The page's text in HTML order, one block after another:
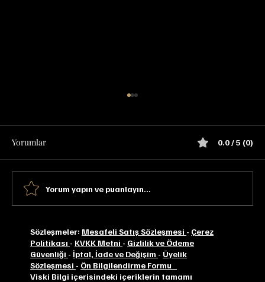
Singleton 17 YO Special Release 2020
Tadım Notu
Yorumlar 0.0 / 5 (0)
Yorum yapın ve puanlayın...
Sözleşmeler: Mesafeli Satış Sözleşmesi - Çerez
Politikası - KVKK Metni - Gizlilik ve Ödeme
Güvenliği -İptal, İade ve Değişim - Üyelik
Sözleşmesi - Ön Bilgilendirme Formu
Viski Bilgi içerisindeki içeriklerin tamamı